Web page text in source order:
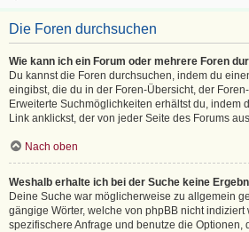
Die Foren durchsuchen
Wie kann ich ein Forum oder mehrere Foren
Du kannst die Foren durchsuchen, indem du
eingibst, die du in der Foren-Übersicht, der
Erweiterte Suchmöglichkeiten erhältst du, indem
Link anklickst, der von jeder Seite des Forums
Nach oben
Weshalb erhalte ich bei der Suche keine
Deine Suche war möglicherweise zu allgemein
gängige Wörter, welche von phpBB nicht indiziert
spezifischere Anfrage und benutze die Optionen,